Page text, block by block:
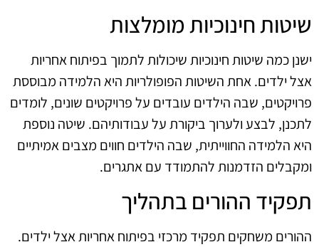
שיטות חינוכיות מומלצות
ישנן כמה שיטות חינוכיות שיכולות לתמוך בפיתוח אחריות
אצל ילדים. אחת השיטות הפופולריות היא הלמידה מבוססת
פרויקטים, שבה הילדים עובדים על פרויקטים שונים, לומדים
לתכנן, לבצע ולערוך ביקורת על עבודותיהם. שיטה נוספת
היא הלמידה החווייתית, שבה הילדים חווים מצבים אמיתיים
ומקבלים הזדמנות להתמודד עם אתגרים.
תפקיד ההורים בתהליך
ההורים משחקים תפקיד מרכזי בפיתוח אחריות אצל ילדים.